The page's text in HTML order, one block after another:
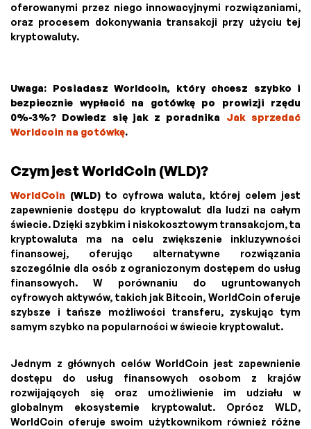
oferowanymi przez niego innowacyjnymi rozwiązaniami,
oraz procesem dokonywania transakcji przy użyciu tej
kryptowaluty.
Uwaga: Posiadasz Worldcoin, który chcesz szybko i
bezpiecznie wypłacić na gotówkę po prowizji rzędu
0%-3%? Dowiedz się jak z poradnika Jak sprzedać
Worldcoin na gotówkę.
Czym jest WorldCoin (WLD)?
WorldCoin (WLD)to cyfrowa waluta, której celem jest
zapewnienie dostępu do kryptowalut dla ludzi na całym
świecie. Dzięki szybkim i niskokosztowym transakcjom, ta
kryptowaluta ma na celu zwiększenie inkluzywności
finansowej, oferując alternatywne rozwiązania
szczególnie dla osób z ograniczonym dostępem do usług
finansowych. W porównaniu do ugruntowanych
cyfrowych aktywów, takich jak Bitcoin, WorldCoin oferuje
szybsze i tańsze możliwości transferu, zyskując tym
samym szybko na popularności w świecie kryptowalut.
Jednym z głównych celów WorldCoin jest zapewnienie
dostępu do usług finansowych osobom z krajów
rozwijających się oraz umożliwienie im udziału w
globalnym ekosystemie kryptowalut. Oprócz WLD,
WorldCoin oferuje swoim użytkownikom również różne